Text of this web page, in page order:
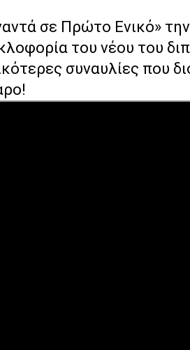
σε Πρώτο Ενικό»
του νέου του
συναυλίες που